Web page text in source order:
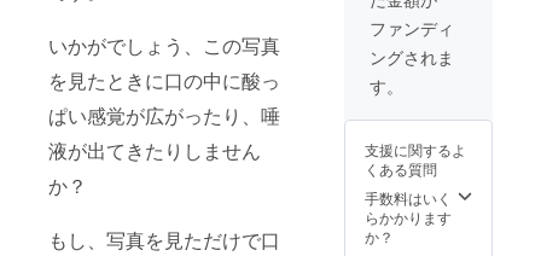
いかがでしょう、この写真
を見たときに口の中に酸っ
ぱい感覚が広がったり、唾
液が出てきたりしません
か？
もし、写真を見ただけで口
1年契約
のみと
なりま
限は
2022年
4月から
1年間。
※法令に
基づく
かねま
す。
※HPの
2022年
1年間で
す。
公共の
場所と
させて
す。 ※
配及び
会場費
用、会
場まで
す。 月
に1回2
時間の
回分と
す。 ク
ラウド
ファン
ディン
ファンディ
ングされま
す。
支援に関するよ
くある質問
手数料はいく
らかかります
か？